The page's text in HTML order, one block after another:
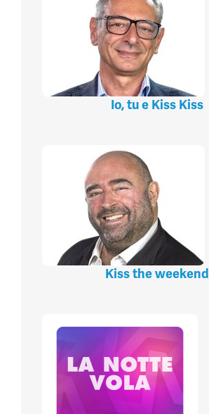
Io, tu e Kiss Kiss
Kiss the weekend